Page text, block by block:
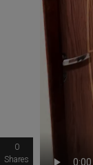
0
Shares